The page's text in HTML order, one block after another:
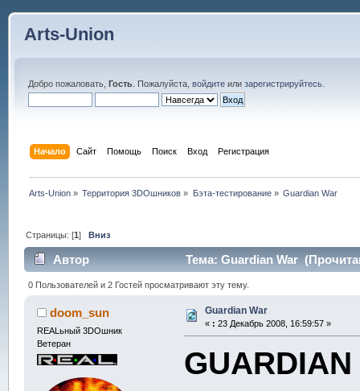
Arts-Union
Добро пожаловать, Гость. Пожалуйста, войдитеили зарегистрируйтесь.
Начало Сайт Помощь Поиск Вход Регистрация
Arts-Union » Территория 3DOшников » Бэта-тестирование» Guardian War
Страницы: [1]Вниз
Автор Тема: Guardian War
0 Пользователей и 2 Гостей просматривают эту тему.
doom_sun
REALьный 3DOшник
Ветеран
Guardian War
« : 23 Декабрь 2008, 16:59:57 »
GUARDIAN